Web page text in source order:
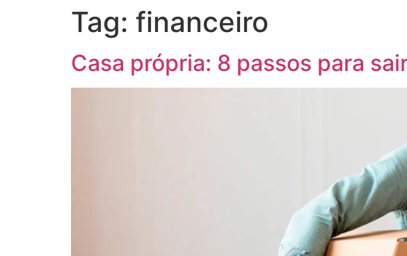
Tag: financeiro
Casa própria: 8 passos para